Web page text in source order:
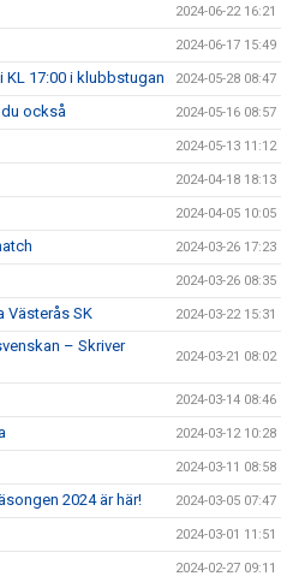
2024-06-22 16:21
2024-06-17 15:49
KL 17:00 i klubbstugan 2024-05-28 08:47
du också 2024-05-16 08:57
2024-05-13 11:12
2024-04-18 18:13
2024-04-05 10:05
2024-03-26 17:23
2024-03-26 08:35
Västerås SK 2024-03-22 15:31
– Skriver
2024-03-21 08:02
2024-03-14 08:46
2024-03-12 10:28
2024-03-11 08:58
2024 är här! 2024-03-05 07:47
2024-03-01 11:51
2024-02-27 09:11